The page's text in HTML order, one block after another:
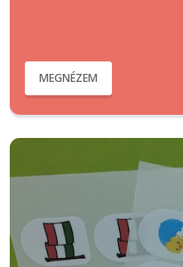
MEGNÉZEM